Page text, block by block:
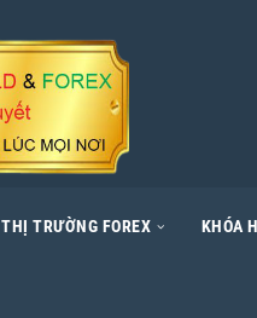
THỊ TRƯỜNG FOREX KHÓA